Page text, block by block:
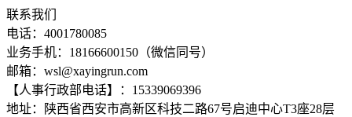
联系我们
电话：4001780085
业务手机：18166600150（微信同号）
邮箱：wsl@xayingrun.com
【人事行政部电话】：15339069396
地址：陕西省西安市高新区科技二路67号启迪中心T3座28层